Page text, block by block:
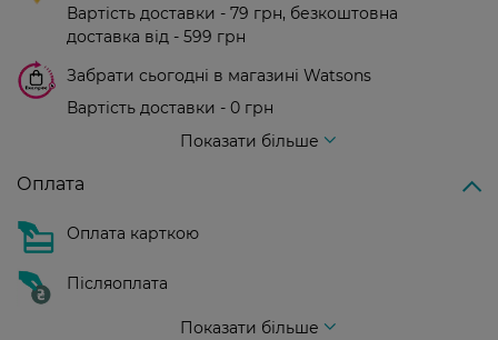
Вартість доставки - 79 грн, безкоштовна
доставка від - 599 грн
Забрати сьогодні в магазині Watsons
Вартість доставки - 0 грн
Показати більше
Оплата
Оплата карткою
Післяоплата
Показати більше